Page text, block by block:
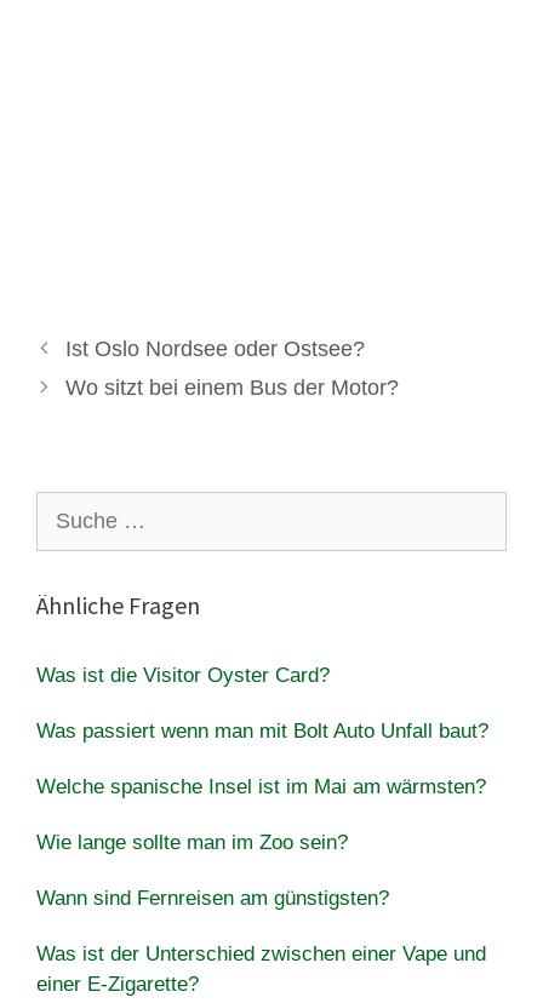
Ist Oslo Nordsee oder Ostsee?
Wo sitzt bei einem Bus der Motor?
nach:
Ähnliche Fragen
Was ist die Visitor Oyster Card?
Was passiert wenn man mit Bolt Auto Unfall baut?
Welche spanische Insel ist im Mai am wärmsten?
Wie lange sollte man im Zoo sein?
Wann sind Fernreisen am günstigsten?
Was ist der Unterschied zwischen einer Vape und
einer E-Zigarette?